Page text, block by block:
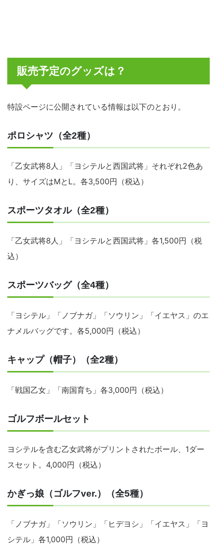
販売予定のグッズは？
特設ページに公開されている情報は以下のとおり。
ポロシャツ（全2種）
「乙女武将8人」「ヨシテルと西国武将」それぞれ2色あ
り、サイズはMとL。各3,500円（税込）
スポーツタオル（全2種）
「乙女武将8人」「ヨシテルと西国武将」各1,500円（税
込）
スポーツバッグ（全4種）
「ヨシテル」「ノブナガ」「ソウリン」「イエヤス」のエ
ナメルバッグです。各5,000円（税込）
キャップ（帽子）（全2種）
「戦国乙女」「南国育ち」各3,000円（税込）
ゴルフボールセット
ヨシテルを含む乙女武将がプリントされたボール、1ダー
スセット。4,000円（税込）
かぎっ娘（ゴルフver.）（全5種）
「ノブナガ」「ソウリン」「ヒデヨシ」「イエヤス」「ヨ
シテル」各1,000円（税込）